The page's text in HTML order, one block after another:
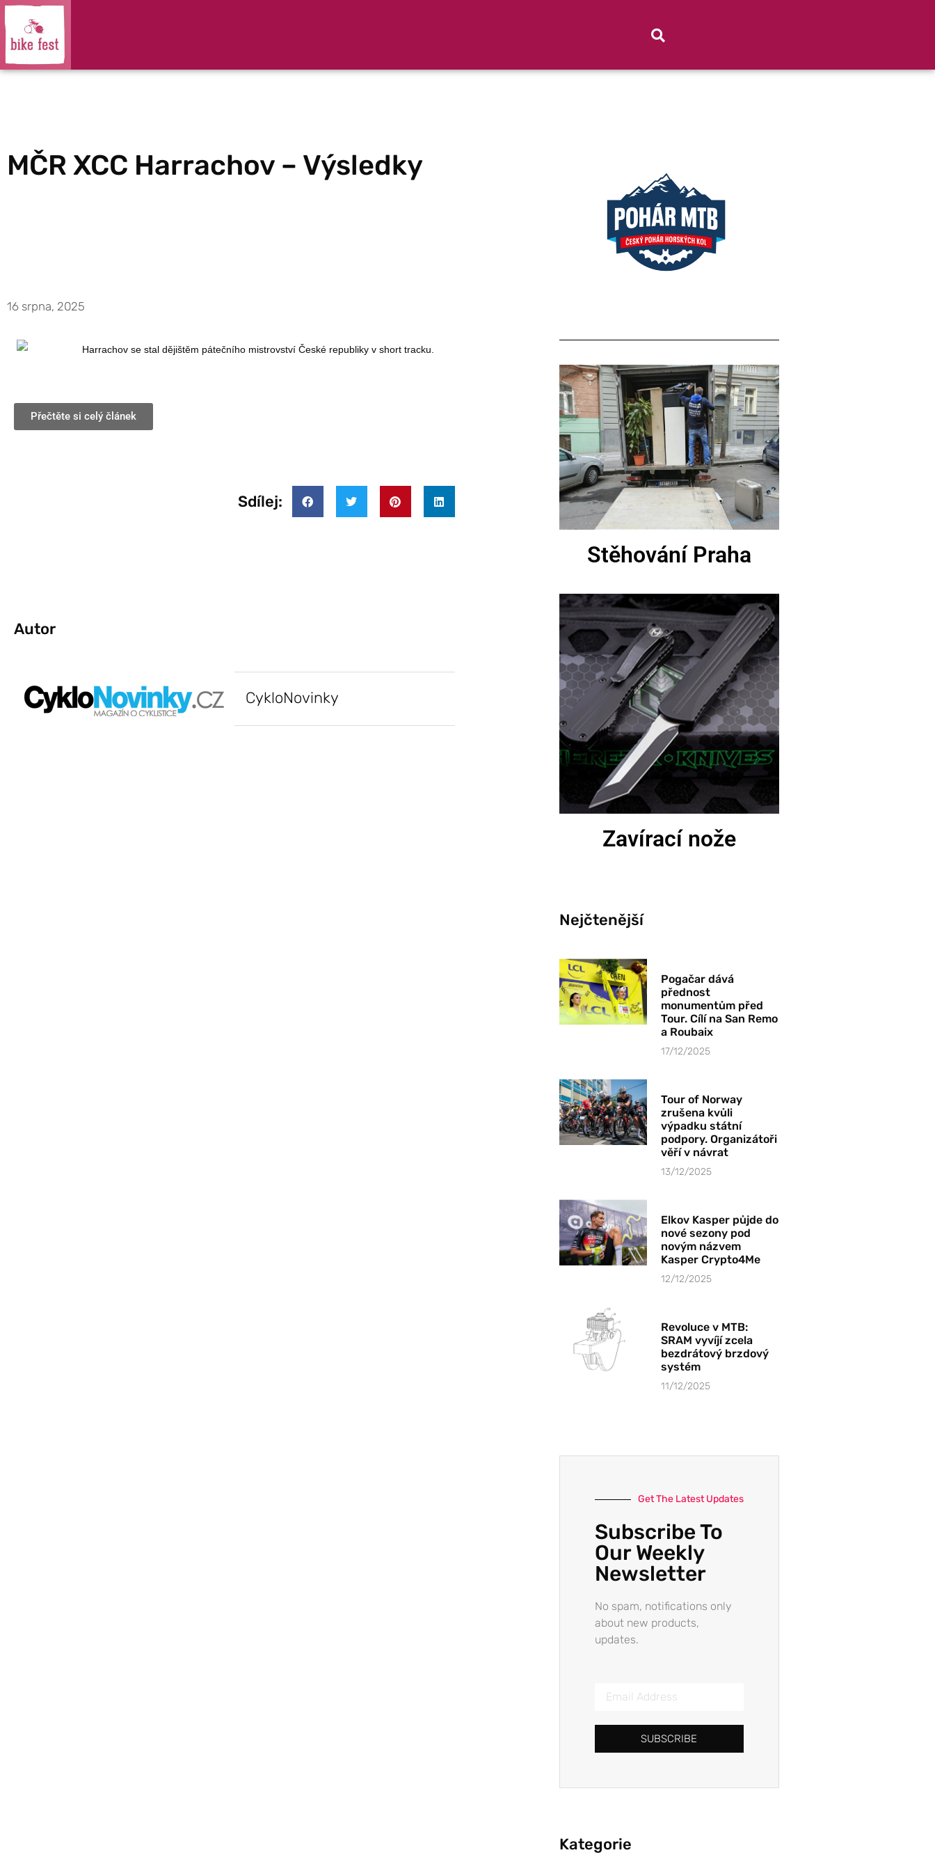
MČR XCC Harrachov – Výsledky
16 srpna, 2025
Harrachov se stal dějištěm pátečního mistrovství České republiky v short tracku.
Přečtěte si celý článek
Sdílej:
Autor
CykloNovinky
Stěhování Praha
Zavírací nože
Nejčtenější
Pogačar dává
přednost
monumentům před
Tour. Cílí na San Remo
a Roubaix
17/12/2025
Tour of Norway
zrušena kvůli
výpadku státní
podpory. Organizátoři
věří v návrat
13/12/2025
Elkov Kasper půjde do
nové sezony pod
novým názvem
Kasper Crypto4Me
12/12/2025
Revoluce v MTB:
SRAM vyvíjí zcela
bezdrátový brzdový
systém
11/12/2025
Get The Latest Updates
Subscribe To
Our Weekly
Newsletter
No spam, notifications only
about new products,
updates.
SUBSCRIBE
Kategorie